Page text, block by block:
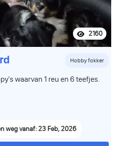
2160
Hobby fokker
waarvan 1 reu en 6 teefjes.
weg vanaf: 23 Feb, 2026